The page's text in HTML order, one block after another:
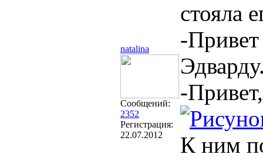
natalina
Сообщений:
2352
Регистрация:
22.07.2012
стояла
-
-
К ним